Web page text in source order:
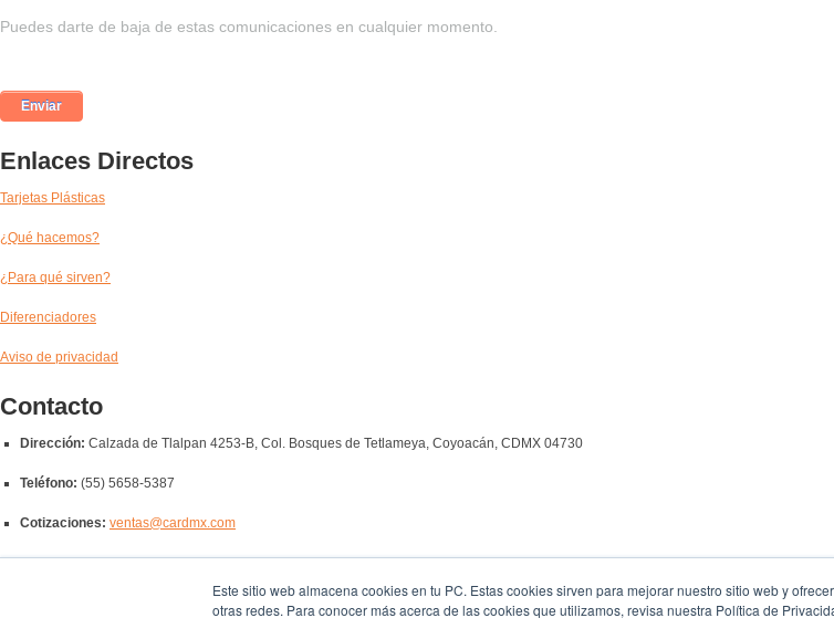
Este sitio web almacena cookies en tu PC. Estas cookies sirven para mejorar nuestro sitio web y
otras redes. Para conocer más acerca de las cookies que utilizamos, revisa nuestra Política de
Enlaces Directos
Tarjetas Plásticas
¿Qué hacemos?
¿Para qué sirven?
Diferenciadores
Aviso de privacidad
Contacto
Dirección: Calzada de Tlalpan 4253-B, Col. Bosques de Tetlameya, Coyoacán, CDMX 04730
Teléfono: (55) 5658-5387
Cotizaciones: ventas@cardmx.com
Quejas y Sugerencias: buzon@cardmx.com